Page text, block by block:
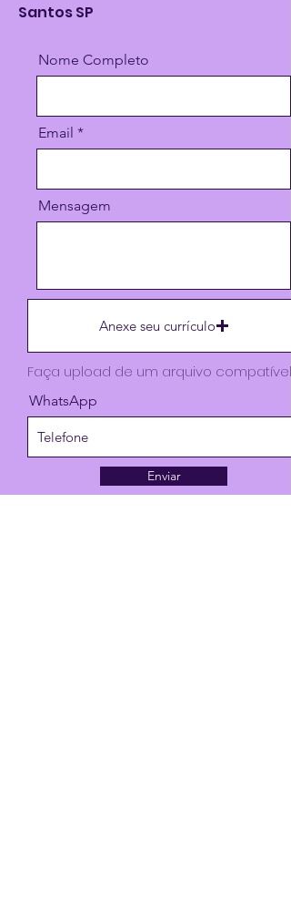
Santos SP
Nome Completo
Email
Mensagem
Anexe seu currículo
WhatsApp
Enviar